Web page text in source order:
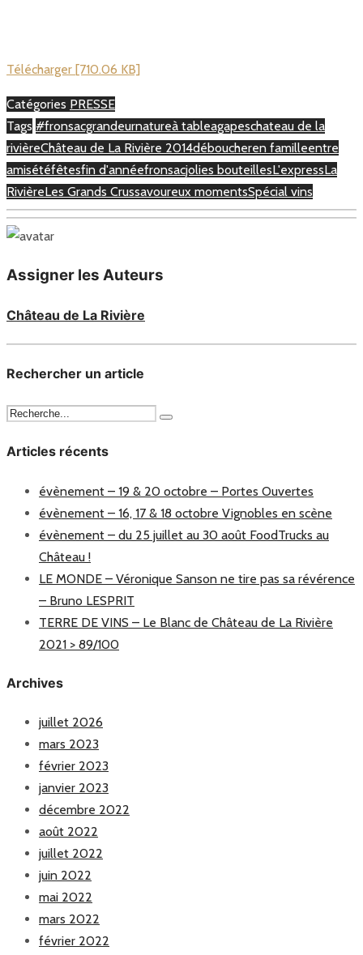
Télécharger [710.06 KB]
Catégories PRESSE
Tags #fronsacgrandeurnatureà tableagapeschateau de la
rivièreChâteau de La Rivière 2014déboucheren familleentre
amisétéfêtesfin d'annéefronsacjolies bouteillesL'expressLa
RivièreLes Grands Crussavoureux momentsSpécial vins
Assigner les Auteurs
Château de La Rivière
Rechercher un article
Articles récents
évènement – 19 & 20 octobre – Portes Ouvertes
évènement – 16, 17 & 18 octobre Vignobles en scène
évènement – du 25 juillet au 30 août FoodTrucks au
Château !
LE MONDE – Véronique Sanson ne tire pas sa révérence
– Bruno LESPRIT
TERRE DE VINS – Le Blanc de Château de La Rivière
2021 > 89/100
Archives
juillet 2026
mars 2023
février 2023
janvier 2023
décembre 2022
août 2022
juillet 2022
juin 2022
mai 2022
mars 2022
février 2022